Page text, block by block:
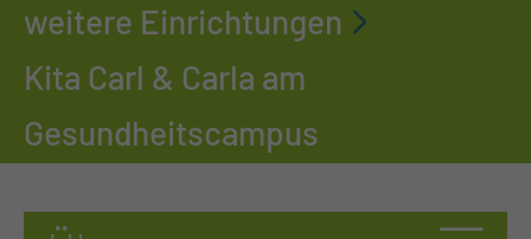
weitere Einrichtungen
Kita Carl & Carla am
Gesundheitscampus